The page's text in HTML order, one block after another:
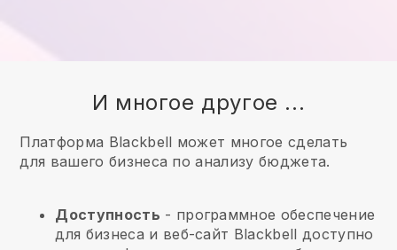
И многое другое ...
Платформа Blackbell может многое сделать
для вашего бизнеса по анализу бюджета.
Доступность - программное обеспечение
для бизнеса и веб-сайт Blackbell доступно